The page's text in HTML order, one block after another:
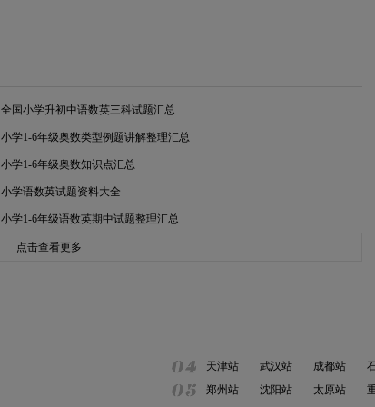
全国小学升初中语数英三科试题汇总
小学1-6年级奥数类型例题讲解整理汇总
小学1-6年级奥数知识点汇总
小学语数英试题资料大全
小学1-6年级语数英期中试题整理汇总
点击查看更多
天津站 武汉站 成都站
郑州站 沈阳站 太原站